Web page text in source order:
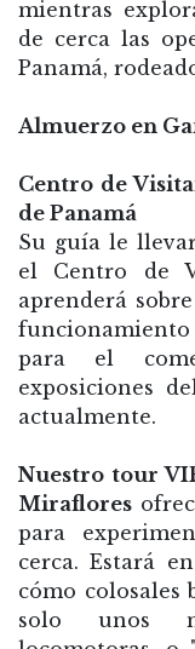
mientras
de cerca las
Panamá,
Almuerzo en
Centro de
de Panamá
Su guía le
el Centro de
aprenderá
para el
exposiciones
actualmente.
Nuestro tour
Miraflores
para
cerca. Estará
cómo colosales
solo unos